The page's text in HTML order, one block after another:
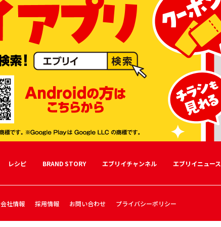
レシピ BRAND STORY エブリイチャンネル エブリイニュース
会社情報 採用情報 お問い合わせ プライバシーポリシー